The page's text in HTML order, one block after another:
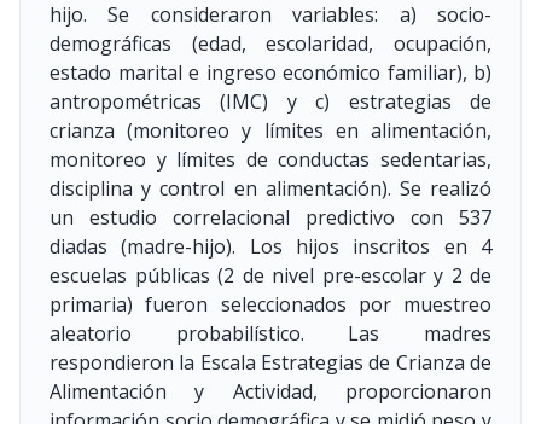
hijo. Se consideraron variables: a) socio-
demográficas (edad, escolaridad, ocupación,
estado marital e ingreso económico familiar), b)
antropométricas (IMC) y c) estrategias de
crianza (monitoreo y límites en alimentación,
monitoreo y límites de conductas sedentarias,
disciplina y control en alimentación). Se realizó
un estudio correlacional predictivo con 537
diadas (madre-hijo). Los hijos inscritos en 4
escuelas públicas (2 de nivel pre-escolar y 2 de
primaria) fueron seleccionados por muestreo
aleatorio probabilístico. Las madres
respondieron la Escala Estrategias de Crianza de
Alimentación y Actividad, proporcionaron